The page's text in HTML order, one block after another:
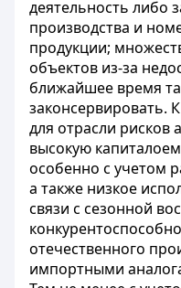
деятельность либо
производства и
продукции;
объектов из-за
ближайшее время
законсервировать.
для отрасли рисков
высокую
особенно с учетом
а также низкое
связи с сезонной
отечественного
импортными